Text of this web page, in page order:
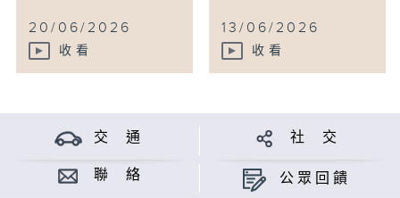
20/06/2026
收看
13/06/2026
收看
交 通 社 交
聯 絡 公眾回饋